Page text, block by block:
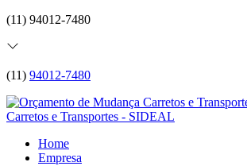
(11) 94012-7480
(11) 94012-7480
Home
Empresa